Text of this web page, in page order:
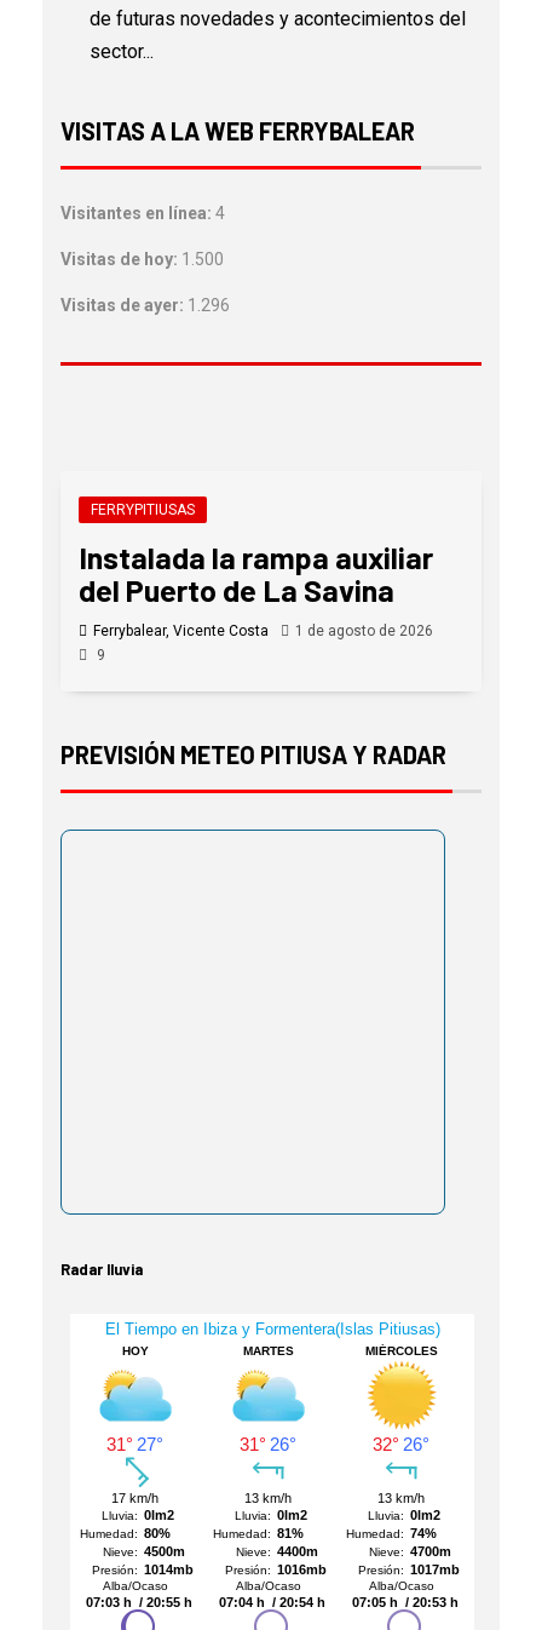
de futuras novedades y acontecimientos del
sector...
VISITAS A LA WEB FERRYBALEAR
Visitantes en línea: 4
Visitas de hoy: 1.500
Visitas de ayer: 1.296
FERRYPITIUSAS
Instalada la rampa auxiliar
del Puerto de La Savina
Ferrybalear, Vicente Costa
1 de agosto de 2026
9
PREVISIÓN METEO PITIUSA Y RADAR
Radar lluvia